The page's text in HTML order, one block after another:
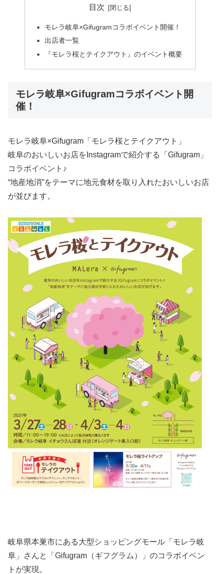
目次
モレラ岐阜×Gifugramコラボイベント開催！
出店者一覧
『モレラ桜とテイクアウト』のイベント概要
モレラ岐阜×Gifugramコラボイベント開
催！
モレラ岐阜×Gifugram「モレラ桜とテイクアウト」
岐阜のおいしいお店をInstagramで紹介する「Gifugram」
コラボイベント♪
“地産地消”をテーマに地元食材を取り入れたおいしいお店
が並びます。
岐阜県本巣市にある大型ショッピングモール「モレラ岐
阜」さんと「Gifugram（ギフグラム）」のコラボイベン
トが実現。